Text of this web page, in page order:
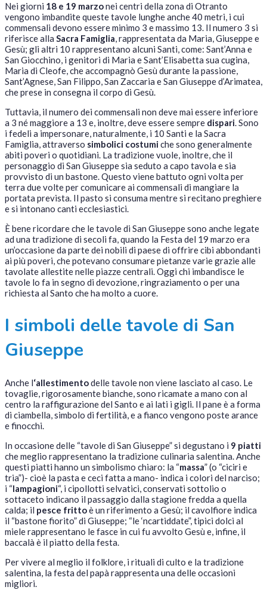
Nei giorni 18 e 19 marzonei centri della zona di Otranto
vengono imbandite queste tavole lunghe anche 40 metri, i cui
commensali devono essere minimo 3 e massimo 13. Il numero 3 si
riferisce alla Sacra Famiglia, rappresentata da Maria, Giuseppe e
Gesù; gli altri 10 rappresentano alcuni Santi, come: Sant’Anna e
San Giocchino, i genitori di Maria e Sant’Elisabetta sua cugina,
Maria di Cleofe, che accompagnò Gesù durante la passione,
Sant’Agnese, San Filippo, San Zaccaria e San Giuseppe d’Arimatea,
che prese in consegna il corpo di Gesù.
Tuttavia, il numero dei commensali non deve mai essere inferiore
a 3 né maggiore a 13 e, inoltre, deve essere sempre dispari. Sono
i fedeli a impersonare, naturalmente, i 10 Santi e la Sacra
Famiglia, attraverso simbolici costumiche sono generalmente
abiti poveri o quotidiani. La tradizione vuole, inoltre, che il
personaggio di San Giuseppe sia seduto a capo tavola e sia
provvisto di un bastone. Questo viene battuto ogni volta per
terra due volte per comunicare ai commensali di mangiare la
portata prevista. Il pasto si consuma mentre si recitano preghiere
e si intonano canti ecclesiastici.
È bene ricordare che le tavole di San Giuseppe sono anche legate
ad una tradizione di secoli fa, quando la Festa del 19 marzo era
un’occasione da parte dei nobili di paese di offrire cibi abbondanti
ai più poveri, che potevano consumare pietanze varie grazie alle
tavolate allestite nelle piazze centrali. Oggi chi imbandisce le
tavole lo fa in segno di devozione, ringraziamento o per una
richiesta al Santo che ha molto a cuore.
I simboli delle tavole di San
Giuseppe
Anche l‘allestimentodelle tavole non viene lasciato al caso. Le
tovaglie, rigorosamente bianche, sono ricamate a mano con al
centro la raffigurazione del Santo e ai lati i gigli. Il pane è a forma
di ciambella, simbolo di fertilità, e a fianco vengono poste arance
e finocchi.
In occasione delle “tavole di San Giuseppe” si degustano i 9 piatti
che meglio rappresentano la tradizione culinaria salentina. Anche
questi piatti hanno un simbolismo chiaro: la “massa” (o “ciciri e
tria”)- cioè la pasta e ceci fatta a mano- indica i colori del narciso;
i “lampagioni“, i cipollotti selvatici, conservati sottolio o
sottaceto indicano il passaggio dalla stagione fredda a quella
calda; il pesce frittoè un riferimento a Gesù; il cavolfiore indica
il “bastone fiorito” di Giuseppe; “le ‘ncartiddate”, tipici dolci al
miele rappresentano le fasce in cui fu avvolto Gesù e, infine, il
baccalà è il piatto della festa.
Per vivere al meglio il folklore, i rituali di culto e la tradizione
salentina, la festa del papà rappresenta una delle occasioni
migliori.